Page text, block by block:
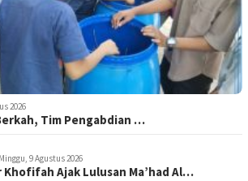
2026
Tim Pengabdian …
Minggu, 9 Agustus 2026
Khofifah Ajak Lulusan Ma’had Al…